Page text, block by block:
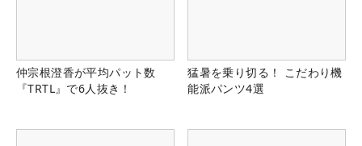
仲宗根澄香が平均パット数
『TRTL』で6人抜き！
猛暑を乗り切る！ こだわり機
能派パンツ4選